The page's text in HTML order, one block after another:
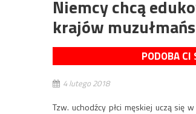
Niemcy chcą
krajów
PODOBA CI
4 lutego 2018
Tzw. uchodźcy płci męskiej uczą się